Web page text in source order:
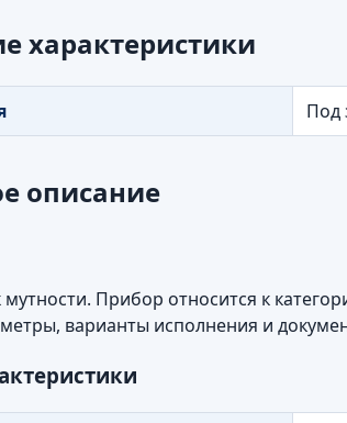
характеристики
Под
описание
Прибор относится к
варианты исполнения и